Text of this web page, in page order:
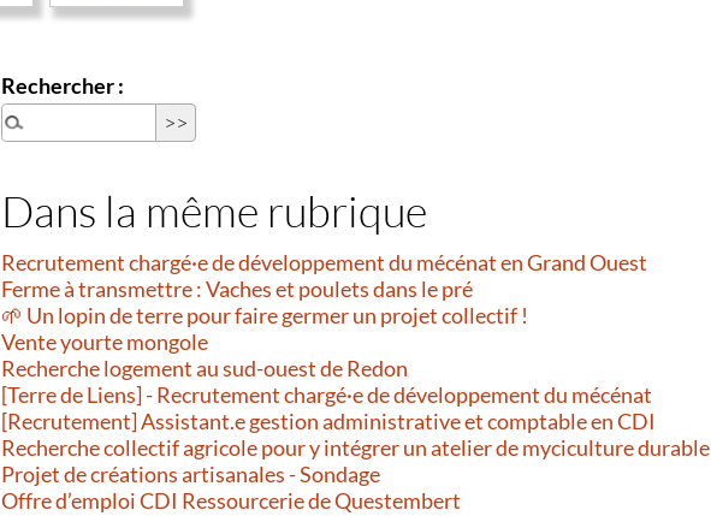
Rechercher :
Dans la même rubrique
Recrutement chargé·e de développement du mécénat en Grand Ouest
Ferme à transmettre : Vaches et poulets dans le pré
🌱 Un lopin de terre pour faire germer un projet collectif !
Vente yourte mongole
Recherche logement au sud-ouest de Redon
[Terre de Liens] - Recrutement chargé·e de développement du mécénat
[Recrutement] Assistant.e gestion administrative et comptable en CDI
Recherche collectif agricole pour y intégrer un atelier de myciculture durable
Projet de créations artisanales - Sondage
Offre d’emploi CDI Ressourcerie de Questembert